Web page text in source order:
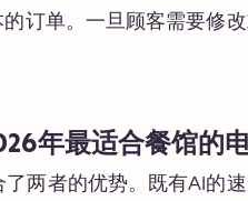
订单。一旦顾客需要修
年最适合餐馆的
了两者的优势。既有AI的